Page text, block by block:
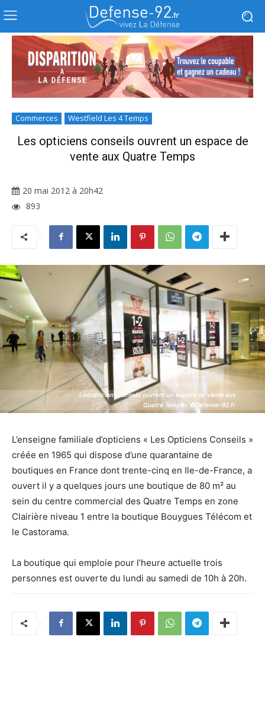
Commerces Westfield Les 4 Temps
Les opticiens conseils ouvrent un espace de
vente aux Quatre Temps
20 mai 2012 à 20h42
893
Les opticiens conseils ouvrent un espace de vente aux
Quatre Temps - ©Defense-92.fr
Les opticiens conseils ouvrent un espace de vente aux
Quatre Temps - ©Defense-92.fr
L’enseigne familiale d’opticiens « Les Opticiens Conseils »
créée en 1965 qui dispose d’une quarantaine de
boutiques en France dont trente-cinq en Ile-de-France, a
ouvert il y a quelques jours une boutique de 80 m² au
sein du centre commercial des Quatre Temps en zone
Clairière niveau 1 entre la boutique Bouygues Télécom et
le Castorama.
La boutique qui emploie pour l’heure actuelle trois
personnes est ouverte du lundi au samedi de 10h à 20h.